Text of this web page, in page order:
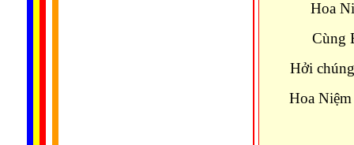
Hoa
Cùng
Hởi
Hoa